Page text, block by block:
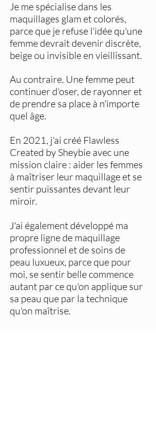
Je me spécialise dans les
maquillages glam et colorés,
parce que je refuse l'idée qu'une
femme devrait devenir discrète,
beige ou invisible en vieillissant.
Au contraire. Une femme peut
continuer d'oser, de rayonner et
de prendre sa place à n'importe
quel âge.
En 2021, j'ai créé Flawless
Created by Sheybie avec une
mission claire : aider les femmes
à maîtriser leur maquillage et se
sentir puissantes devant leur
miroir.
J'ai également développé ma
propre ligne de maquillage
professionnel et de soins de
peau luxueux, parce que pour
moi, se sentir belle commence
autant par ce qu'on applique sur
sa peau que par la technique
qu'on maîtrise.